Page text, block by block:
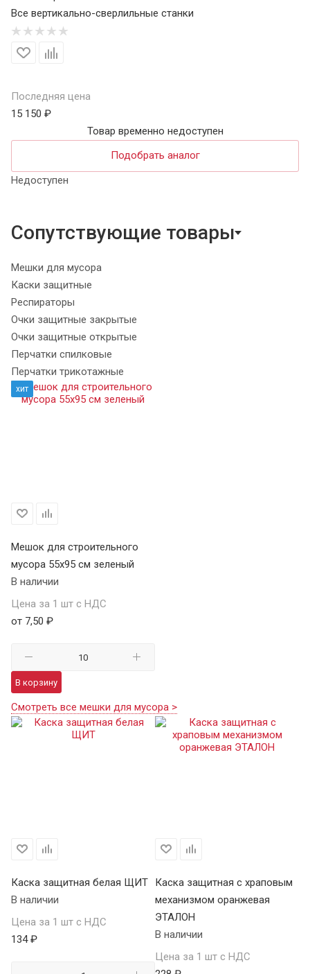
Все вертикально-сверлильные станки
Последняя цена
15 150 ₽
Товар временно недоступен
Подобрать аналог
Недоступен
Сопутствующие товары
Мешки для мусора
Каски защитные
Респираторы
Очки защитные закрытые
Очки защитные открытые
Перчатки спилковые
Перчатки трикотажные
хит
Мешок для строительного
мусора 55х95 см зеленый
В наличии
Цена за 1 шт с НДС
от 7,50 ₽
В корзину
Смотреть все мешки для мусора >
Каска защитная белая ЩИТ
В наличии
Цена за 1 шт с НДС
134 ₽
Каска защитная с храповым
механизмом оранжевая
ЭТАЛОН
В наличии
Цена за 1 шт с НДС